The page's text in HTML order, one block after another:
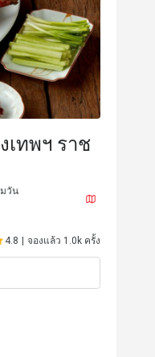
เทพฯ ราช
วัน
4.8 จองแล้ว 1.0k ครั้ง